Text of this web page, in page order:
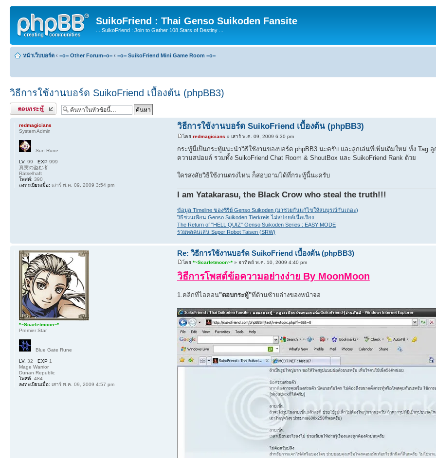
SuikoFriend : Thai Genso Suikoden Fansite
... SuikoFriend : Join to Gather 108 Stars of Destiny ...
หน้าเว็บบอร์ด ‹ =o= Other Forum=o= ‹ =o= SuikoFriend Mini Game Room =o=
วิธีการใช้งานบอร์ด SuikoFriend เบื้องต้น (phpBB3)
ตอบกระทู้
วิธีการใช้งานบอร์ด SuikoFriend เบื้องต้น (phpBB3)
โดย redmagicians » เสาร์ พ.ค. 09, 2009 6:30 pm
กระทู้นี้เป็นกระทู้แนะนำวิธีใช้งานของบอร์ด phpBB3 นะครับ และลูกเล่นที่เพิ่มเติมใหม่ ทั้ง
ความสปอยล์ รวมทั้ง SuikoFriend Chat Room & ShoutBox และ SuikoFriend Rank ด้วย
ใครสงสัยวิธีใช้งานตรงไหน ก็สอบถามได้ที่กระทู้นี้นะครับ
I am Yatakarasu, the Black Crow who steal the truth!!!
ข้อมูล Timeline ของซีรีย์ Genso Suikoden (มาช่วยกันแก้ไขให้สมบูรณ์กันเถอะ)
วิธีชวนเพื่อน Genso Suikoden Tierkreis ไม่สปอยล์เนื้อเรื่อง
The Return of "HELL QUIZ" Genso Suikoden Series : EASY MODE
รวมพลคนเล่น Super Robot Taisen (SRW)
redmagicians
System Admin
Sun Rune
LV. 99 EXP 999
真実の盗む者
Rätselhaft
โพสต์: 390
ลงทะเบียนเมื่อ: เสาร์ พ.ค. 09, 2009 3:54 pm
Re: วิธีการใช้งานบอร์ด SuikoFriend เบื้องต้น (phpBB3)
โดย *~Scarletmoon~*» อาทิตย์ พ.ค. 10, 2009 4:40 pm
วิธีการโพสต์ข้อความอย่างง่าย By MoonMoon
1.คลิกที่ไอคอน"ตอบกระทู้"ที่ด้านซ้ายล่างของหน้าจอ
*~Scarletmoon~*
Premier Star
Blue Gate Rune
LV. 32 EXP 1
Mage Warrior
Dunan Republic
โพสต์: 484
ลงทะเบียนเมื่อ: เสาร์ พ.ค. 09, 2009 4:57 pm